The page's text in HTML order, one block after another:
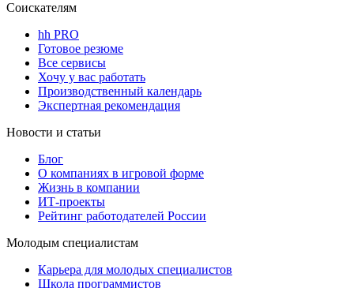
Соискателям
hh PRO
Готовое резюме
Все сервисы
Хочу у вас работать
Производственный календарь
Экспертная рекомендация
Новости и статьи
Блог
О компаниях в игровой форме
Жизнь в компании
ИТ-проекты
Рейтинг работодателей России
Молодым специалистам
Карьера для молодых специалистов
Школа программистов